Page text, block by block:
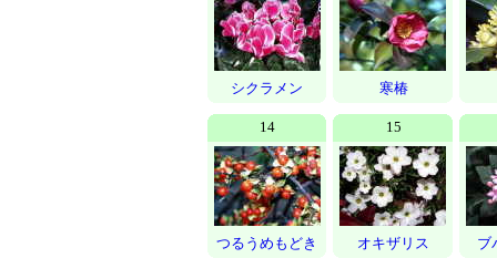
シクラメン 寒椿
14
つるうめもどき
15
オキザリス ブ